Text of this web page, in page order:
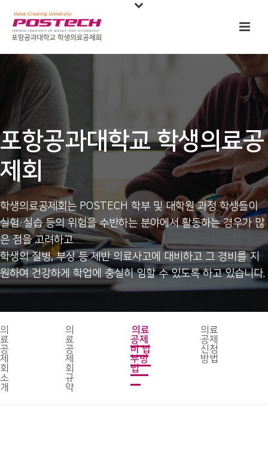
포항공과대학교 학생의료공
제회
학생의료공제회는 POSTECH 학부 및 대학원 과정 학생들이
실험·실습 등의 위험을 수반하는 분야에서 활동하는 경우가 많
은 점을 고려하고
학생의 질병, 부상 등 제반 의료사고에 대비하고 그 경비를 지
원하여 건강하게 학업에 충실히 임할 수 있도록 하고 있습니다.
의
료
공
제
회
소
개
의
료
공
제
회
규
약
의료
공제
비 납
부방
법
의료
공제
신청
방법